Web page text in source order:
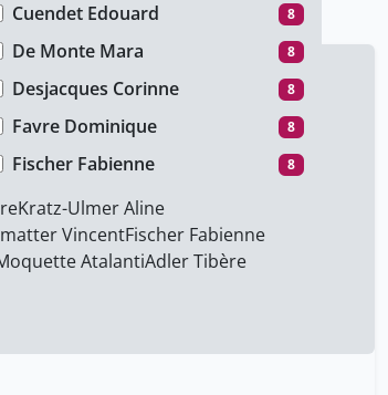
Cuendet Edouard 8
De Monte Mara 8
Desjacques Corinne 8
Favre Dominique 8
Fischer Fabienne 8
Freiburghaus Aline
Gill Laetitia
Gloor Anne
Jakob Dominique 8
Kratz-Ulmer Aline
VincentFischer Fabienne
AtalantiAdler Tibère